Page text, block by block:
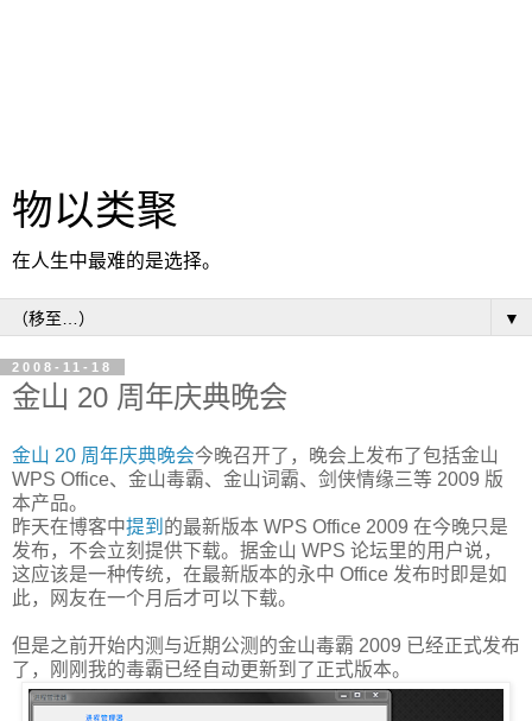
物以类聚
在人生中最难的是选择。
▼
2008-11-18
金山 20 周年庆典晚会
金山 20 周年庆典晚会今晚召开了，晚会上发布了包括金山
WPS Office、金山毒霸、金山词霸、剑侠情缘三等 2009 版
本产品。
昨天在博客中提到 的最新版本 WPS Office 2009 在今晚只是
发布，不会立刻提供下载。据金山 WPS 论坛里的用户说，
这应该是一种传统，在最新版本的永中 Office 发布时即是如
此，网友在一个月后才可以下载。
但是之前开始内测与近期公测的金山毒霸 2009 已经正式发布
了，刚刚我的毒霸已经自动更新到了正式版本。